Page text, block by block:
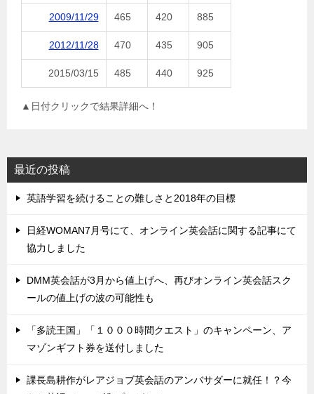
2009/11/29 465 420 885
2012/11/28 470 435 905
2015/03/15 485 440 925
▲日付クリックで結果詳細へ！
最近の投稿
英語学習を続けることの難しさと2018年の目標
日経WOMAN7月号にて、オンライン英会話に関する記事にて
協力しました
DMM英会話が3月から値上げへ、再びオンライン英会話スク
ールの値上げの波の可能性も
「多読王国」「１０００時間クエスト」のキャンペーン、ア
マゾンギフト券を送付しました
課長島耕作がレアジョブ英会話のアンバサダーに就任！？今